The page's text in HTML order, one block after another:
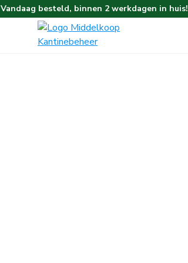
Vandaag besteld, binnen 2 werkdagen in huis!
Eenvoudig en gemakkelijk bestellen!
Gratis thuisbezorgd vanaf 100,-!